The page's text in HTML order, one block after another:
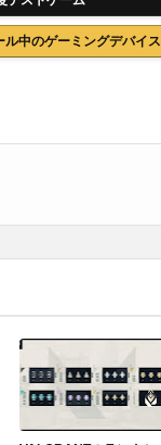
中のゲーミングデバイス